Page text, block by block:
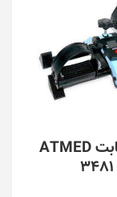
دوچرخه ثابت ATMED